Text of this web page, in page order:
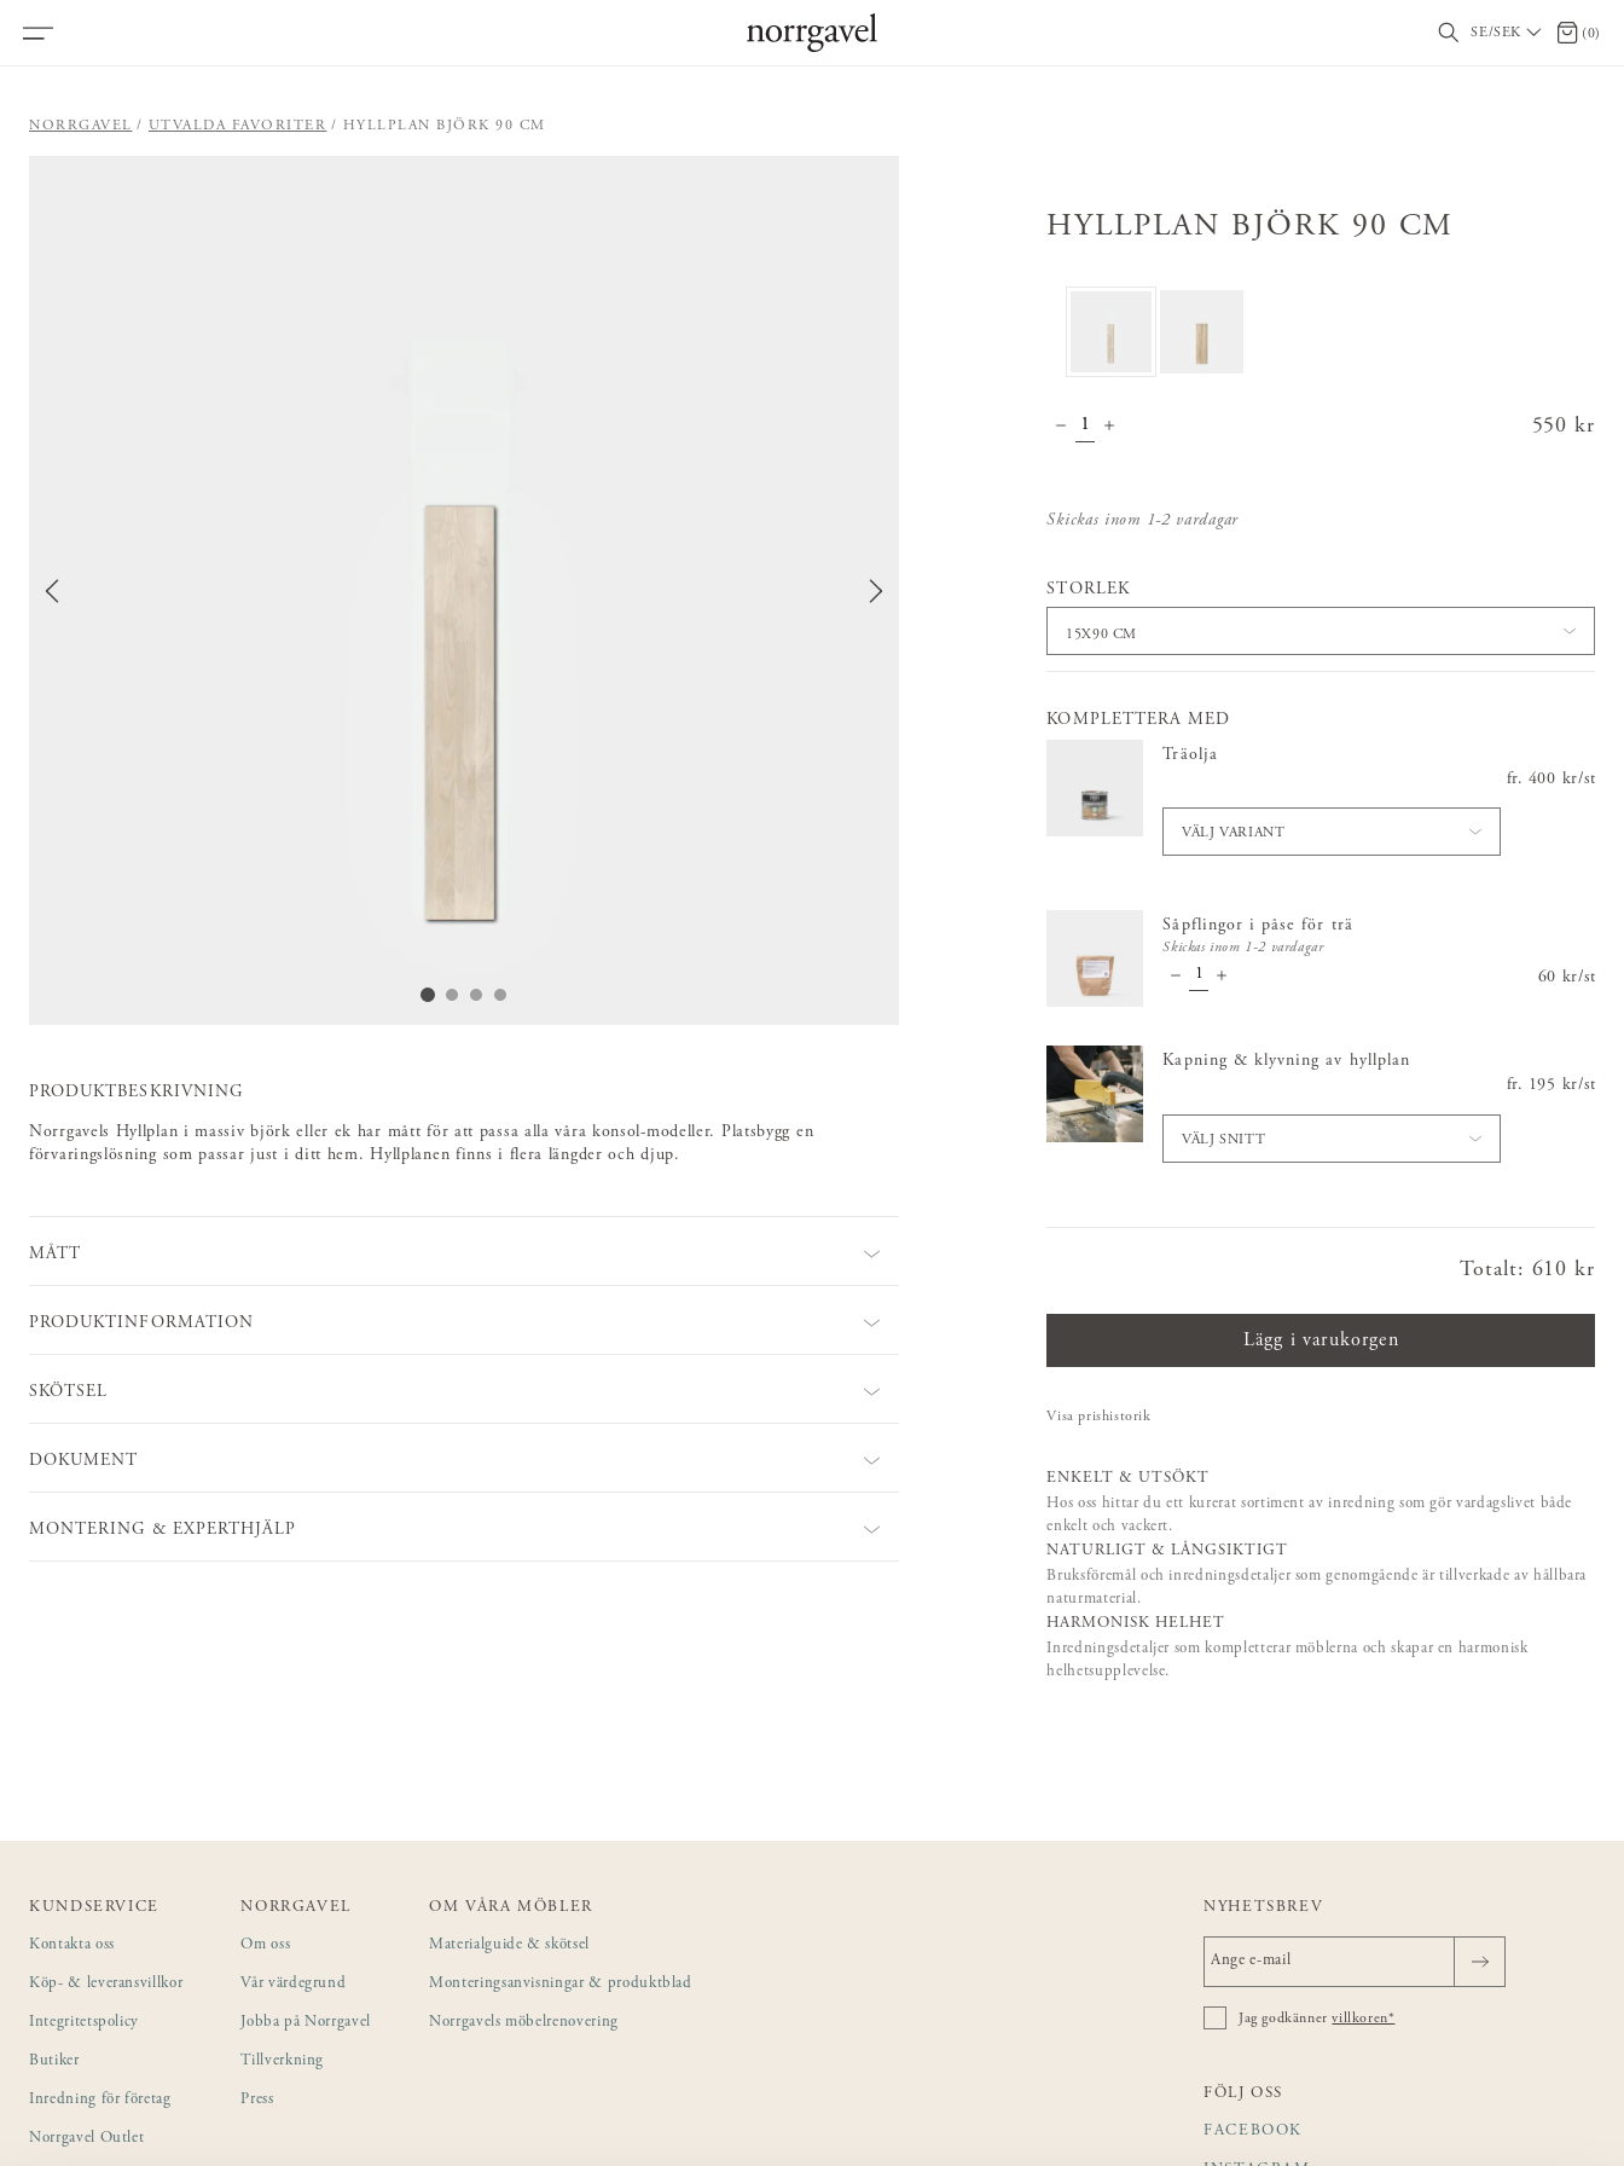
SE/SEK 0 (0)
NORRGAVEL UTVALDA FAVORITER HYLLPLAN BJÖRK 90 CM
HYLLPLAN BJÖRK 90 CM
Pris :
550 kr
Skickas inom 1-2 vardagar
STORLEK
15X90 CM
KOMPLETTERA MED
Träolja
fr. Pris :400 kr
400 kr/st
VÄLJ VARIANT
Såpflingor i påse för trä
Skickas inom 1-2 vardagar
Pris:60 kr
60 kr/st
Kapning & klyvning av hyllplan
fr. Pris :195 kr
195 kr/st
VÄLJ SNITT
Totalt: Pris :
610 kr
Lägg i varukorgen
Visa prishistorik
ENKELT & UTSÖKT
Hos oss hittar du ett kurerat sortiment av inredning som gör vardagslivet både
enkelt och vackert.
NATURLIGT & LÅNGSIKTIGT
Bruksföremål och inredningsdetaljer som genomgående är tillverkade av hållbara
naturmaterial.
HARMONISK HELHET
Inredningsdetaljer som kompletterar möblerna och skapar en harmonisk
helhetsupplevelse.
PRODUKTBESKRIVNING
Norrgavels Hyllplan i massiv björk eller ek har mått för att passa alla våra konsol-modeller. Platsbygg en
förvaringslösning som passar just i ditt hem. Hyllplanen finns i flera längder och djup.
MÅTT
PRODUKTINFORMATION
SKÖTSEL
DOKUMENT
MONTERING & EXPERTHJÄLP
KUNDSERVICE
Kontakta oss
Köp- & leveransvillkor
Integritetspolicy
Butiker
Inredning för företag
Norrgavel Outlet
NORRGAVEL
Om oss
Vår värdegrund
Jobba på Norrgavel
Tillverkning
Press
OM VÅRA MÖBLER
Materialguide & skötsel
Monteringsanvisningar & produktblad
Norrgavels möbelrenovering
NYHETSBREV
Jag godkännervillkoren*
FÖLJ OSS
FACEBOOK